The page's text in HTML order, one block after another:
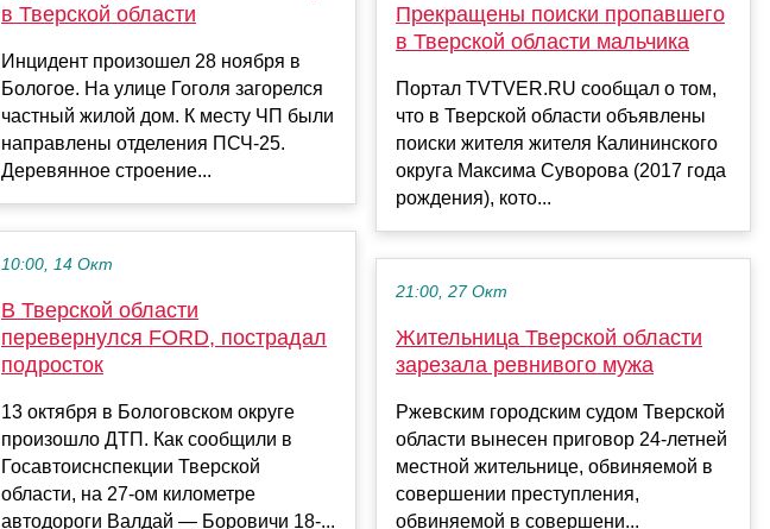
в Тверской области
Инцидент произошел 28 ноября в
Бологое. На улице Гоголя загорелся
частный жилой дом. К месту ЧП были
направлены отделения ПСЧ-25.
Деревянное строение...
10:00, 14 Окт
В Тверской области
перевернулся FORD, пострадал
подросток
13 октября в Бологовском округе
произошло ДТП. Как сообщили в
Госавтоиснспекции Тверской
области, на 27-ом километре
автодороги Валдай — Боровичи 18-...
Прекращены поиски пропавшего
в Тверской области мальчика
Портал TVTVER.RU сообщал о том,
что в Тверской области объявлены
поиски жителя жителя Калининского
округа Максима Суворова (2017 года
рождения), кото...
21:00, 27 Окт
Жительница Тверской области
зарезала ревнивого мужа
Ржевским городским судом Тверской
области вынесен приговор 24-летней
местной жительнице, обвиняемой в
совершении преступления,
обвиняемой в совершени...